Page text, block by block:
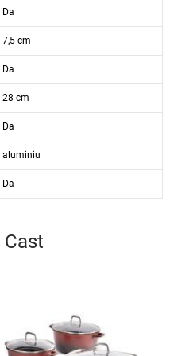
Da
7,5 cm
Da
28 cm
Da
aluminiu
Da
Cast